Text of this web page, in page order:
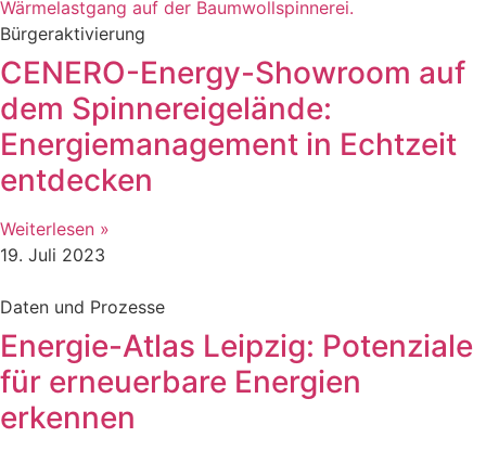
Bürgeraktivierung
CENERO-Energy-Showroom auf
dem Spinnereigelände:
Energiemanagement in Echtzeit
entdecken
Weiterlesen »
19. Juli 2023
Daten und Prozesse
Energie-Atlas Leipzig: Potenziale
für erneuerbare Energien
erkennen